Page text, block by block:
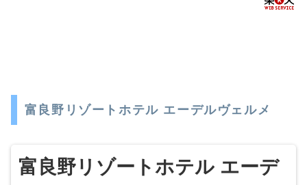
らホテルまで路線バ
富良野リゾートホテル エーデルヴェルメ
富良野リゾートホテル エーデ